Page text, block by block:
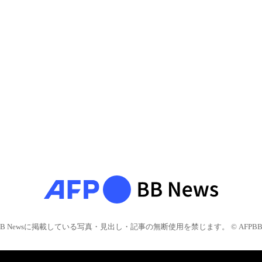
Newsに掲載している写真・見出し・記事の無断使用を禁じます。 © AFPBB